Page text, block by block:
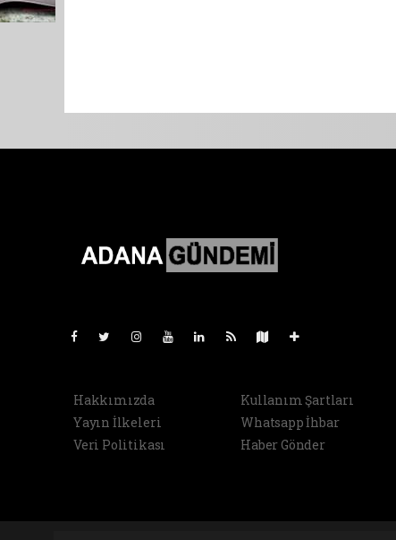
Hakkımızda
Yayın İlkeleri
Veri Politikası
Kullanım Şartları
Whatsapp İhbar
Haber Gönder